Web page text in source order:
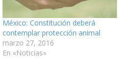
México: Constitución deberá
contemplar protección animal
marzo 27, 2016
En «Noticias»